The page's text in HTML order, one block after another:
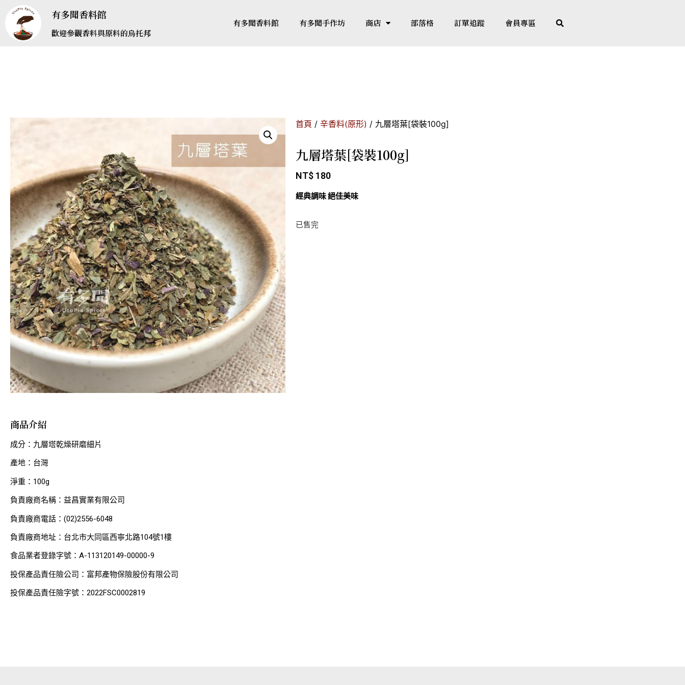
有多聞香料館
歡迎參觀香料與原料的烏托邦
有多聞香料館 有多聞手作坊 商店 部落格 訂單追蹤 會員專區
首頁 / 辛香料(原形) / 九層塔葉[袋裝100g]
九層塔葉[袋裝100g]
NT$ 180
經典調味 絕佳美味
已售完
商品介紹
成分：九層塔乾燥研磨細片
產地：台灣
淨重：100g
負責廠商名稱：益昌實業有限公司
負責廠商電話：(02)2556-6048
負責廠商地址：台北市大同區西寧北路104號1樓
食品業者登錄字號：A-113120149-00000-9
投保產品責任險公司：富邦產物保險股份有限公司
投保產品責任險字號：2022FSC0002819